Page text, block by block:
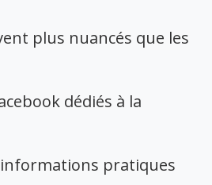
plus nuancés que les
dédiés à la
informations pratiques